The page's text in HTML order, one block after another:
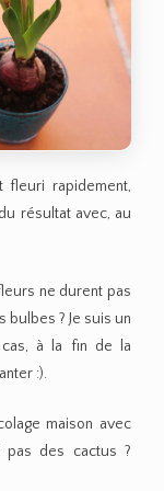
fleuri rapidement,
résultat avec, au
ne durent pas
? Je suis un
cas, à la fin de la
:).
maison avec
pas des cactus ?